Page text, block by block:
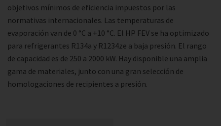
objetivos mínimos de eficiencia impuestos por las
normativas internacionales. Las temperaturas de
evaporación van de 0 °C a +10 °C. El HP FEV se ha optimizado
para refrigerantes R134a y R1234ze a baja presión. El rango
de capacidad es de 250 a 2000 kW. Hay disponible una amplia
gama de materiales, junto con una gran selección de
homologaciones de recipientes a presión.